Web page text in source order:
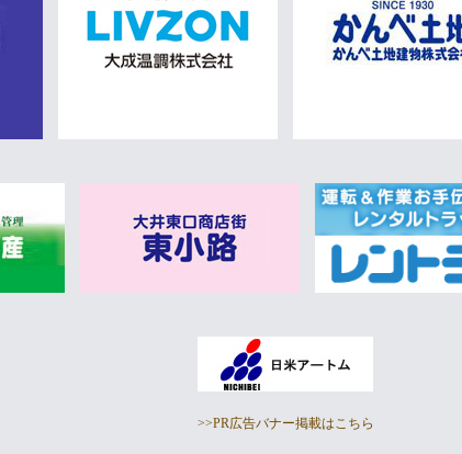
>>PR広告バナー掲載はこちら